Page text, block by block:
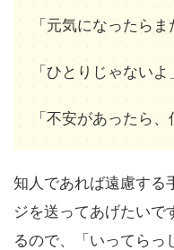
「元気になったら
「ひとりじゃないよ」
「不安があったら、
知人であれば遠慮する
ジを送ってあげたいで
るので、「いってらっ